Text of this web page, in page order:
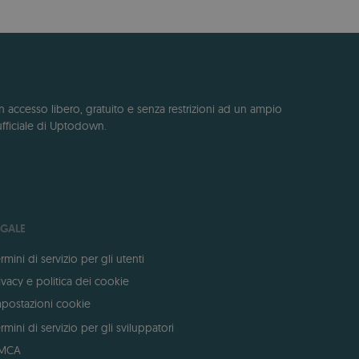
libero, gratuito e senza restrizioni ad un ampio
di Uptodown.
di servizio per gli utenti
e politica dei cookie
cookie
di servizio per gli sviluppatori